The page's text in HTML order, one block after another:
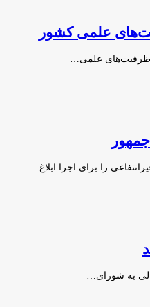
علمی کشور
ظرفیت‌های علمی…
را برای اجرا ابلاغ…
به شورای…